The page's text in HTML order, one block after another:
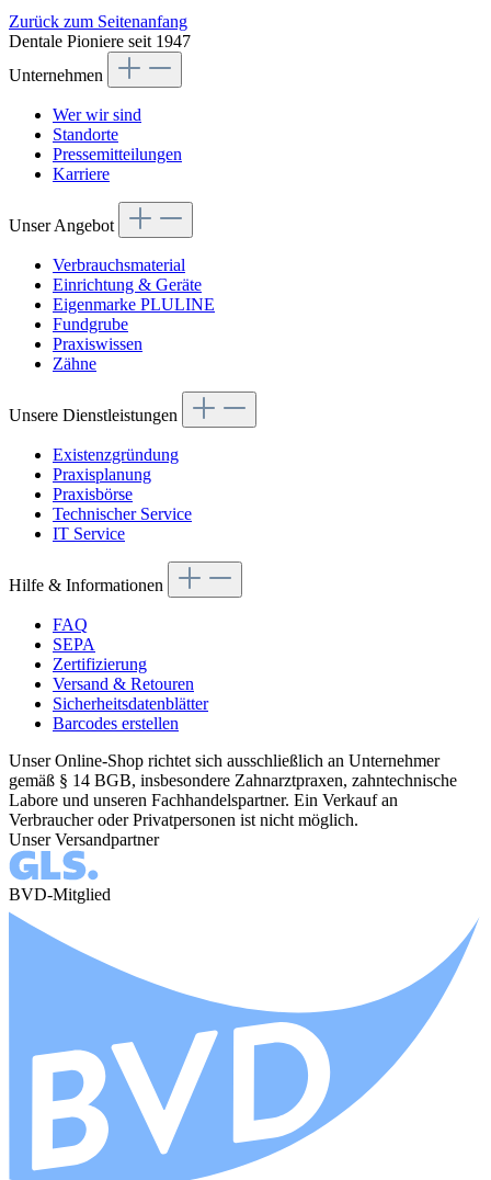
Zurück zum Seitenanfang
Dentale Pioniere seit 1947
Unternehmen
Wer wir sind
Standorte
Pressemitteilungen
Karriere
Unser Angebot
Verbrauchsmaterial
Einrichtung & Geräte
Eigenmarke PLULINE
Fundgrube
Praxiswissen
Zähne
Unsere Dienstleistungen
Existenzgründung
Praxisplanung
Praxisbörse
Technischer Service
IT Service
Hilfe & Informationen
FAQ
SEPA
Zertifizierung
Versand & Retouren
Sicherheitsdatenblätter
Barcodes erstellen
Unser Online-Shop richtet sich ausschließlich an Unternehmer
gemäß § 14 BGB, insbesondere Zahnarztpraxen, zahntechnische
Labore und unseren Fachhandelspartner. Ein Verkauf an
Verbraucher oder Privatpersonen ist nicht möglich.
Unser Versandpartner
BVD-Mitglied